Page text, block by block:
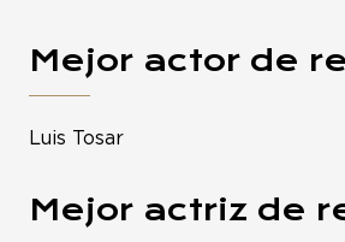
Mejor actor de
Luis Tosar
Mejor actriz de